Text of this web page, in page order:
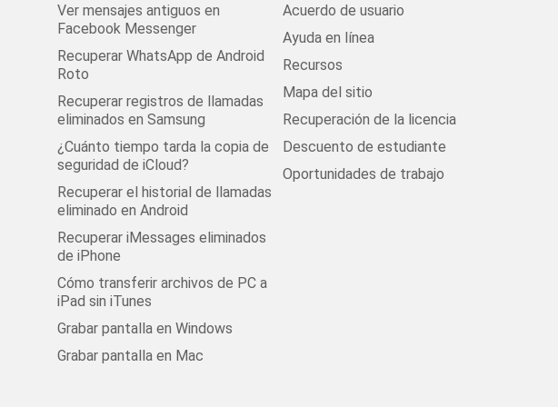
Ver mensajes antiguos en
Facebook Messenger
Recuperar WhatsApp de Android
Roto
Recuperar registros de llamadas
eliminados en Samsung
¿Cuánto tiempo tarda la copia de
seguridad de iCloud?
Recuperar el historial de llamadas
eliminado en Android
Recuperar iMessages eliminados
de iPhone
Cómo transferir archivos de PC a
iPad sin iTunes
Grabar pantalla en Windows
Grabar pantalla en Mac
Acuerdo de usuario
Ayuda en línea
Recursos
Mapa del sitio
Recuperación de la licencia
Descuento de estudiante
Oportunidades de trabajo